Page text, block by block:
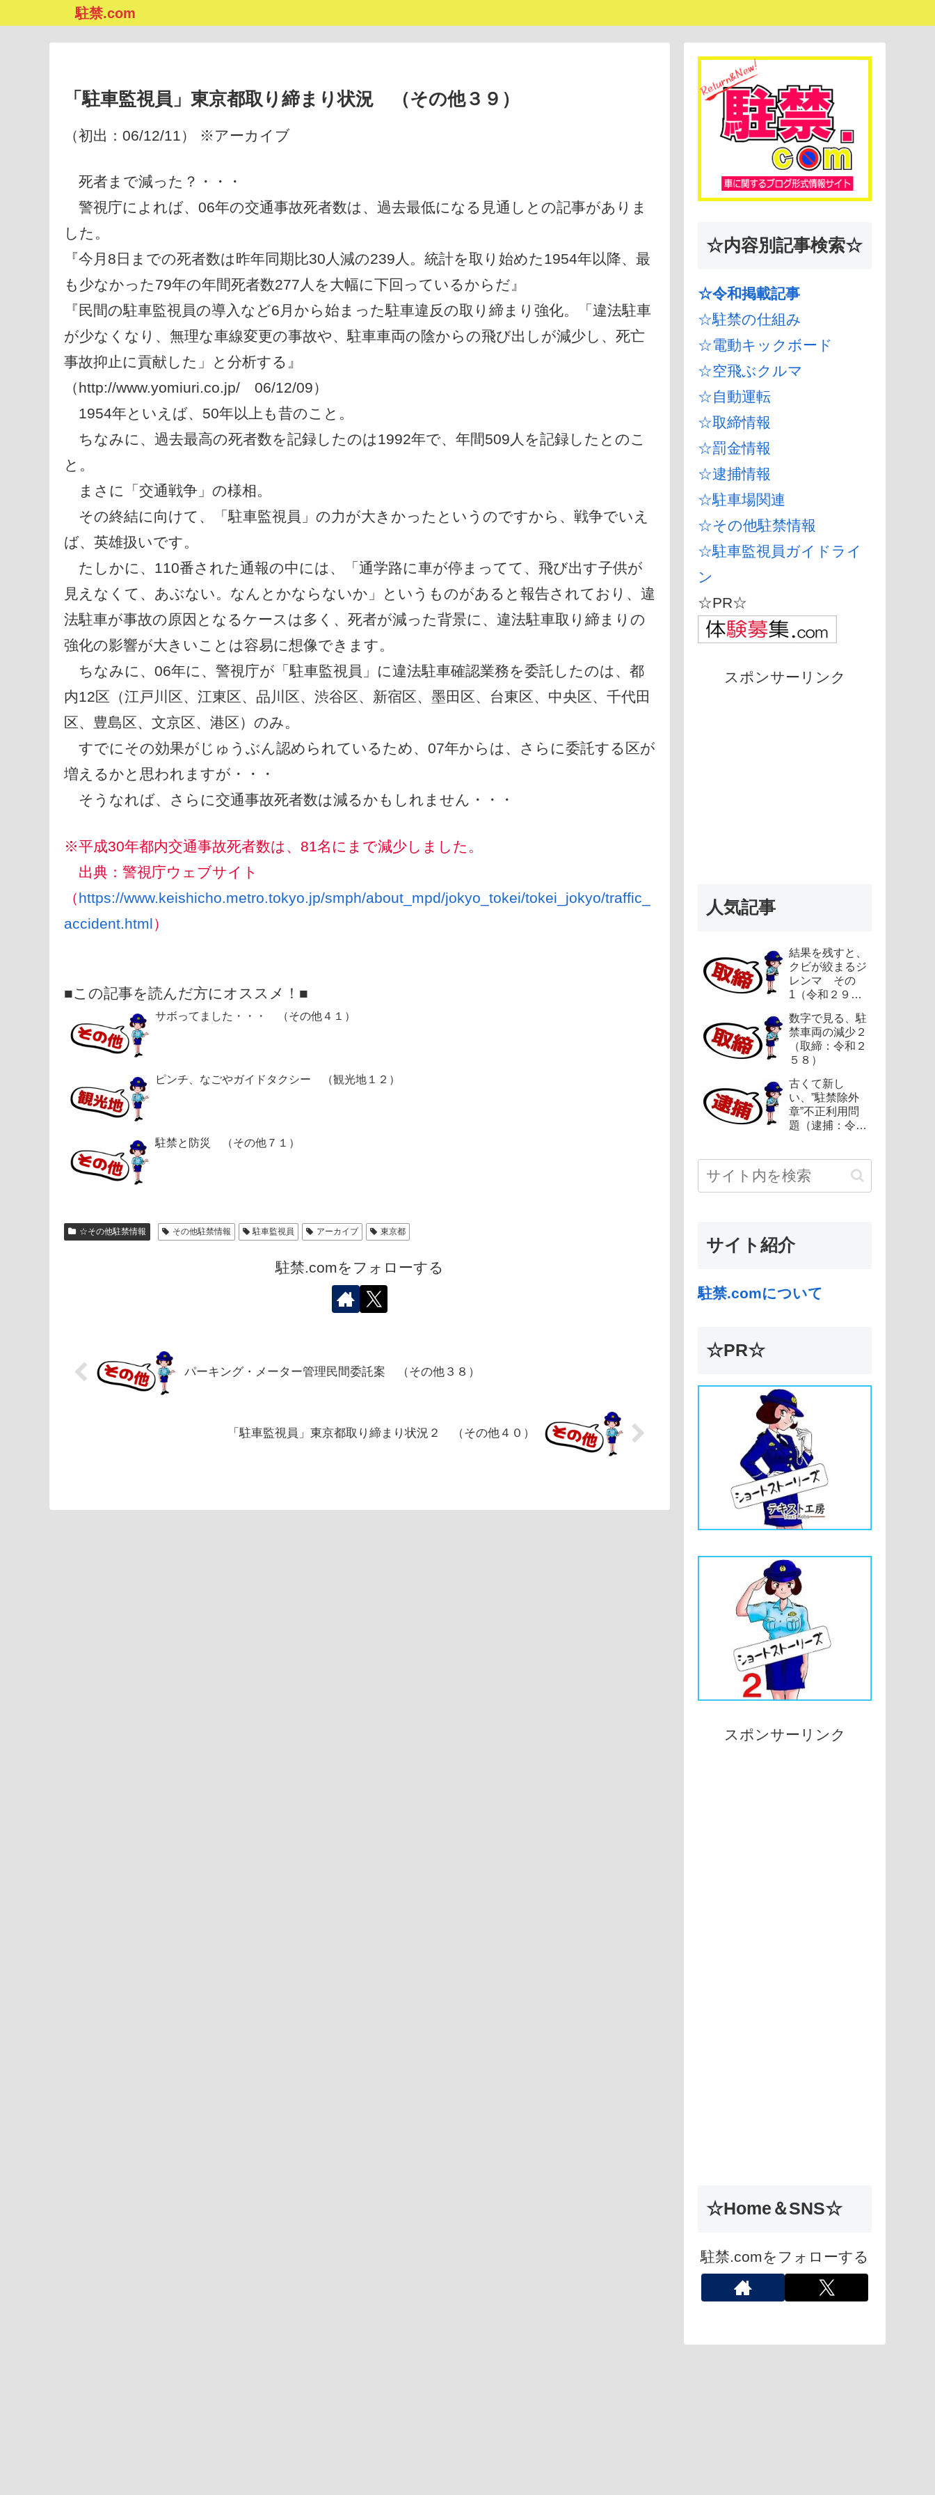
駐禁.com
「駐車監視員」東京都取り締まり状況 （その他３９）
（初出：06/12/11） ※アーカイブ
死者まで減った？・・・
警視庁によれば、06年の交通事故死者数は、過去最低になる見通しとの記事がありま
した。
『今月8日までの死者数は昨年同期比30人減の239人。統計を取り始めた1954年以降、最
も少なかった79年の年間死者数277人を大幅に下回っているからだ』
『民間の駐車監視員の導入など6月から始まった駐車違反の取り締まり強化。「違法駐車
が少なくなり、無理な車線変更の事故や、駐車車両の陰からの飛び出しが減少し、死亡
事故抑止に貢献した」と分析する』
（http://www.yomiuri.co.jp/ 06/12/09）
1954年といえば、50年以上も昔のこと。
ちなみに、過去最高の死者数を記録したのは1992年で、年間509人を記録したとのこ
と。
まさに「交通戦争」の様相。
その終結に向けて、「駐車監視員」の力が大きかったというのですから、戦争でいえ
ば、英雄扱いです。
たしかに、110番された通報の中には、「通学路に車が停まってて、飛び出す子供が
見えなくて、あぶない。なんとかならないか」というものがあると報告されており、違
法駐車が事故の原因となるケースは多く、死者が減った背景に、違法駐車取り締まりの
強化の影響が大きいことは容易に想像できます。
ちなみに、06年に、警視庁が「駐車監視員」に違法駐車確認業務を委託したのは、都
内12区（江戸川区、江東区、品川区、渋谷区、新宿区、墨田区、台東区、中央区、千代田
区、豊島区、文京区、港区）のみ。
すでにその効果がじゅうぶん認められているため、07年からは、さらに委託する区が
増えるかと思われますが・・・
そうなれば、さらに交通事故死者数は減るかもしれません・・・
※平成30年都内交通事故死者数は、81名にまで減少しました。
出典：警視庁ウェブサイト
（https://www.keishicho.metro.tokyo.jp/smph/about_mpd/jokyo_tokei/tokei_jokyo/traffic_
accident.html）
■この記事を読んだ方にオススメ！■
サボってました・・・ （その他４１）
ピンチ、なごやガイドタクシー （観光地１２）
駐禁と防災 （その他７１）
☆その他駐禁情報 その他駐禁情報 駐車監視員 アーカイブ 東京都
駐禁.comをフォローする
パーキング・メーター管理民間委託案 （その他３８）
「駐車監視員」東京都取り締まり状況２ （その他４０）
☆内容別記事検索☆
☆令和掲載記事
☆駐禁の仕組み
☆電動キックボード
☆空飛ぶクルマ
☆自動運転
☆取締情報
☆罰金情報
☆逮捕情報
☆駐車場関連
☆その他駐禁情報
☆駐車監視員ガイドライ
ン
☆PR☆
スポンサーリンク
人気記事
結果を残すと、
クビが絞まるジ
レンマ その
1（令和２９
数字で見る、駐
禁車両の減少２
（取締：令和２
５８）
古くて新し
い、”駐禁除外
章”不正利用問
題（逮捕：令和
サイト紹介
駐禁.comについて
☆PR☆
スポンサーリンク
☆Home＆SNS☆
駐禁.comをフォローする